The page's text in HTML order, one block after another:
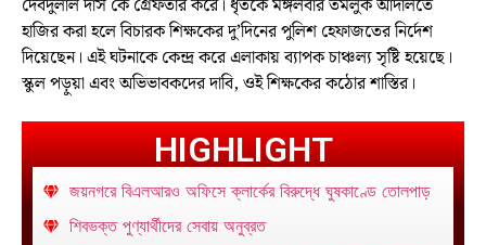
দেবদুলাল দাস কে গ্রেফতার করে। ধৃতকে মঙ্গলবার তমলুক আদালতে
হাজির করা হলে বিচারক শিক্ষকের দু’দিনের পুলিশ হেফাজতের নির্দেশ
দিয়েছেন। এই ঘটনাকে কেন্দ্র করে এলাকায় ব্যাপক চাঞ্চল্য সৃষ্টি হয়েছে।
স্কুল পড়ুয়া এবং অভিভাবকদের দাবি, ওই শিক্ষকের কঠোর শাস্তির।
HIGHLIGHT
জয়নগরে বিএলআরও অফিসে ক্লার্কের বিরুদ্ধে ঘুষকাণ্ডে তোলপাড়
শিবভক্ত পুণ্যার্থীদের সেবায় অনুব্রত